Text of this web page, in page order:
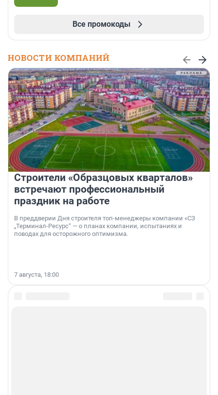
Все промокоды
НОВОСТИ КОМПАНИЙ
Строители «Образцовых кварталов»
встречают профессиональный
праздник на работе
В преддверии Дня строителя топ-менеджеры компании «СЗ
„Терминал-Ресурс“ — о планах компании, испытаниях и
поводах для осторожного оптимизма.
7 августа, 18:00